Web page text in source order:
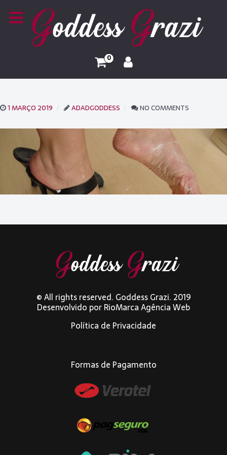
0
1 MARÇO 2019 ADADGODDESS NO COMMENTS
© All rights reserved. Goddess Grazi. 2019
Desenvolvido porRioMarca Agência Web
Política de Privacidade
Formas de Pagamento